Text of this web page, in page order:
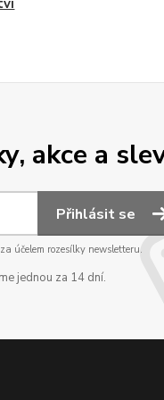
akce a
Přihlásit se
účelem rozesílky newsletteru.
jednou za 14 dní.